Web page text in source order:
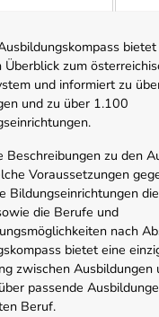
Überblick zum
und informiert zu
und zu über 1.100
Beschreibungen zu den
Voraussetzungen
Bildungseinrichtungen
die Berufe und
nach
bietet eine
zwischen Ausbildungen
passende
Beruf.